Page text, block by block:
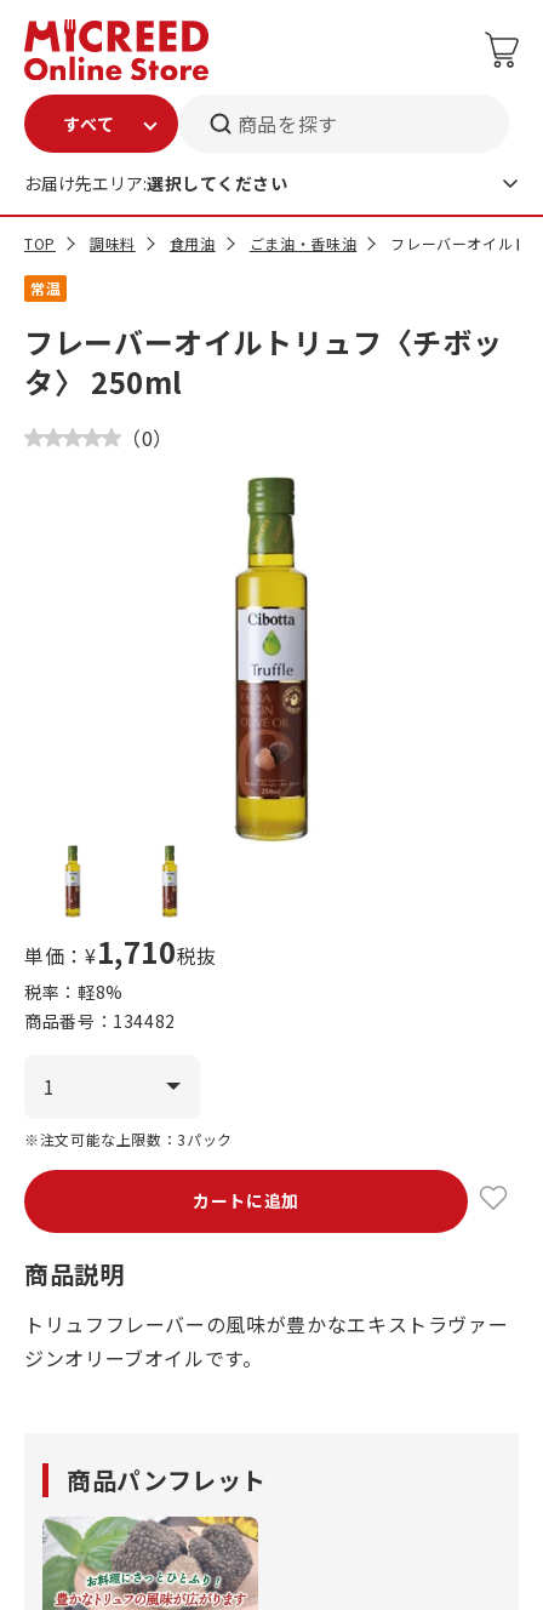
商品を探す
お届け先エリア:選択してください
TOP 調味料 食用油 ごま油・香味油 フレーバーオイルト
常温
フレーバーオイルトリュフ〈チボッ
タ〉 250ml
（0）
単価：¥1,710税抜
税率：軽8%
商品番号： 134482
※注文可能な上限数：3パック
カートに追加
商品説明
トリュフフレーバーの風味が豊かなエキストラヴァー
ジンオリーブオイルです。
商品パンフレット